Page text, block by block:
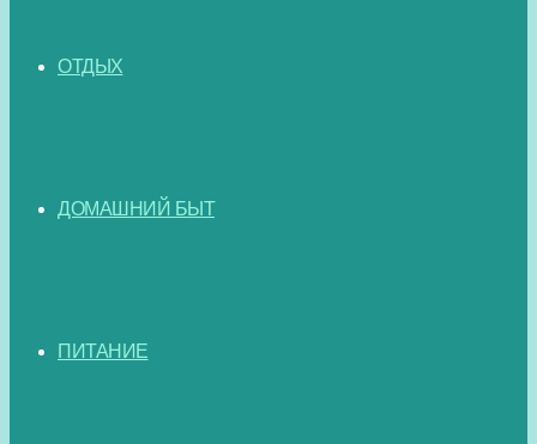
ОТДЫХ
ДОМАШНИЙ БЫТ
ПИТАНИЕ